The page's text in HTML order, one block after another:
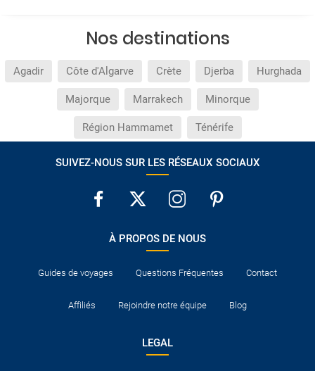
Nos destinations
Agadir Côte d'Algarve Crète Djerba Hurghada
Majorque Marrakech Minorque
Région Hammamet Ténérife
SUIVEZ-NOUS SUR LES RÉSEAUX SOCIAUX
À PROPOS DE NOUS
Guides de voyages Questions Fréquentes Contact
Affiliés Rejoindre notre équipe Blog
LEGAL